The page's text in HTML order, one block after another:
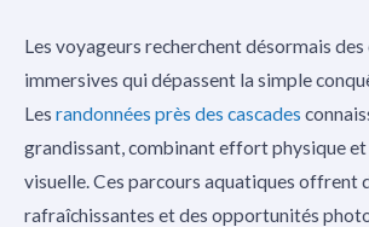
Les voyageurs recherchent désormais des
immersives qui dépassent la simple
Les randonnées près des cascades
grandissant, combinant effort physique
visuelle. Ces parcours aquatiques offrent
rafraîchissantes et des opportunités